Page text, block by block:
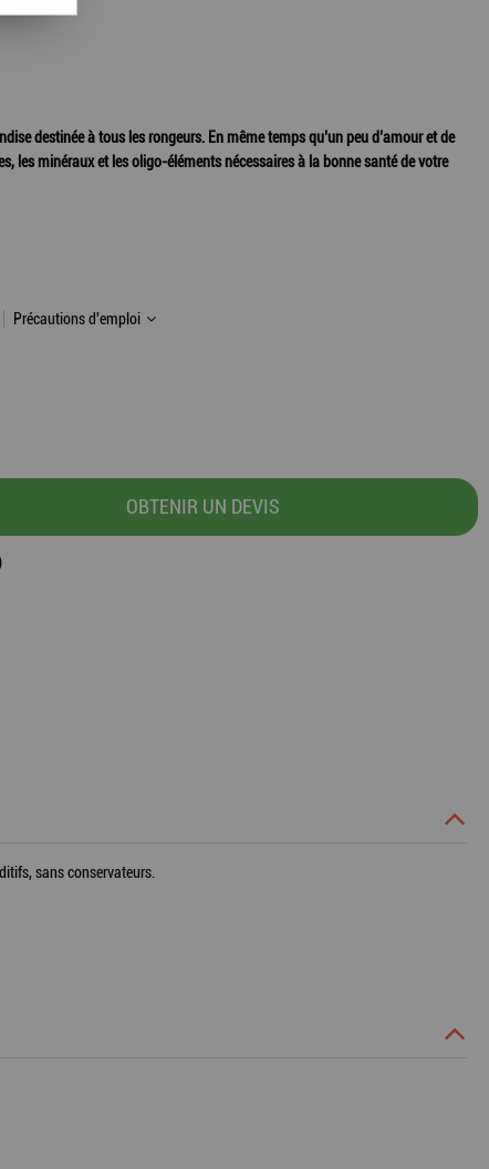
destinée à tous les rongeurs. En même temps qu’un peu d’amour et de
les minéraux et les oligo-éléments nécessaires à la bonne santé de votre
Précautions d'emploi
OBTENIR UN DEVIS
sans conservateurs.